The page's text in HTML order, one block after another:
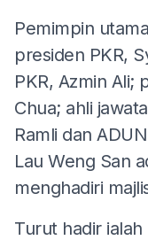
Pemimpin
presiden PKR,
PKR, Azmin Ali;
Chua; ahli
Ramli dan
Lau Weng San
menghadiri
Turut hadir